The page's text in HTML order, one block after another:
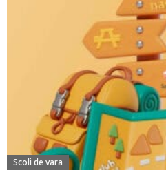
Scoli de vara